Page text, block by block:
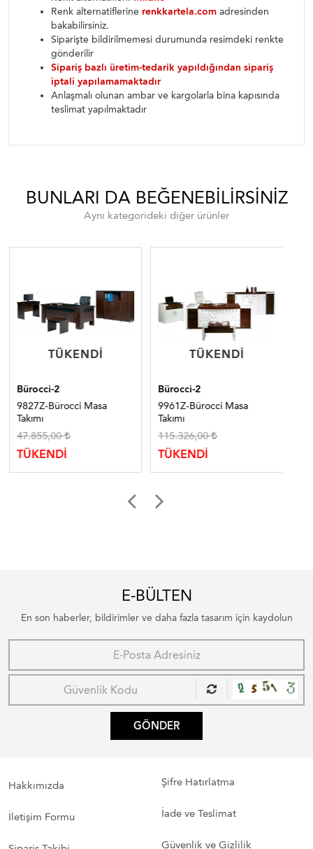
Renk alternatiflerine renkkartela.com adresinden
bakabilirsiniz.
Siparişte bildirilmemesi durumunda resimdeki renkte
gönderilir
Sipariş bazlı üretim-tedarik yapıldığından sipariş
iptali yapılamamaktadır
Anlaşmalı olunan ambar ve kargolarla bina kapısında
teslimat yapılmaktadır
BUNLARI DA BEĞENEBILIRSINIZ
Aynı kategorideki diğer ürünler
TÜKENDI
TÜKENDI
Bürocci-2
9827Z-Bürocci Masa
Takımı
47.855,00
TÜKENDİ
TÜKENDI
TÜKENDI
Bürocci-2
9961Z-Bürocci Masa
Takımı
115.326,00
TÜKENDİ
E-BÜLTEN
En son haberler, bildirimler ve daha fazla tasarım için kaydolun
GÖNDER
Hakkımızda
İletişim Formu
Şifre Hatırlatma
İade ve Teslimat
Güvenlik ve Gizlilik